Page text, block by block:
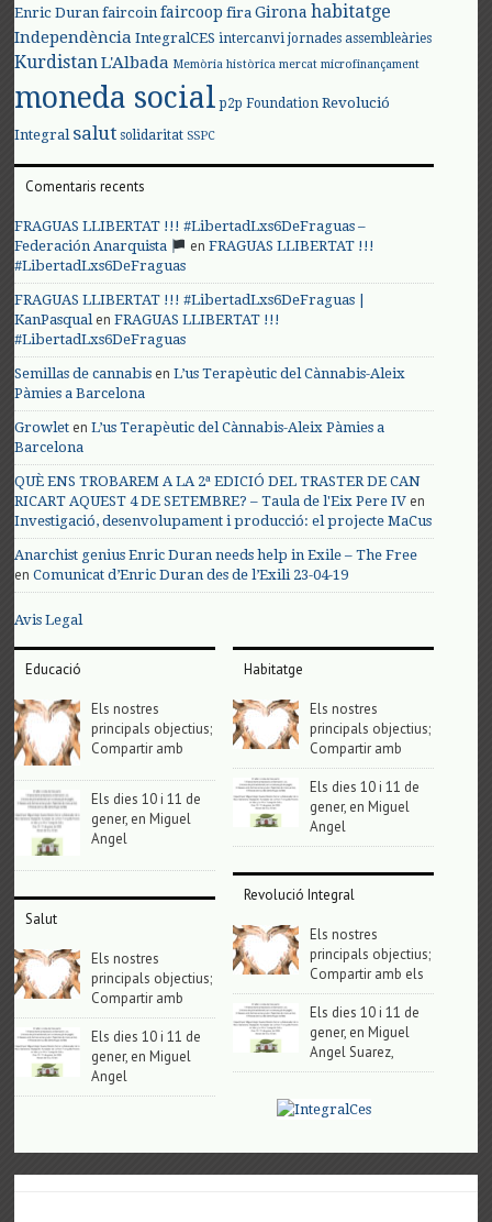
Enric Duran faircoin faircoop fira Girona habitatge
Independència IntegralCES intercanvi jornades assembleàries
KurdistanL'Albada Memòria històrica mercat microfinançament
moneda social p2p Foundation Revolució
Integral salut solidaritat SSPC
Comentaris recents
FRAGUAS LLIBERTAT !!! #LibertadLxs6DeFraguas –
Federación Anarquista
enFRAGUAS LLIBERTAT !!!
#LibertadLxs6DeFraguas
FRAGUAS LLIBERTAT !!! #LibertadLxs6DeFraguas |
KanPasqualenFRAGUAS LLIBERTAT !!!
#LibertadLxs6DeFraguas
Semillas de cannabis enL’us Terapèutic del Cànnabis-Aleix
Pàmies a Barcelona
Growlet enL’us Terapèutic del Cànnabis-Aleix Pàmies a
Barcelona
QUÈ ENS TROBAREM A LA 2ª EDICIÓ DEL TRASTER DE CAN
RICART AQUEST 4 DE SETEMBRE? – Taula de l'Eix Pere IV en
Investigació, desenvolupament i producció: el projecte MaCus
Anarchist genius Enric Duran needs help in Exile – The Free
enComunicat d’Enric Duran des de l’Exili 23-04-19
Avis Legal
Educació
Els nostres
principals objectius;
Compartir amb
Els dies 10 i 11 de
gener, en Miguel
Angel
Salut
Els nostres
principals objectius;
Compartir amb
Els dies 10 i 11 de
gener, en Miguel
Angel
Habitatge
Els nostres
principals objectius;
Compartir amb
Els dies 10 i 11 de
gener, en Miguel
Angel
Revolució Integral
Els nostres
principals objectius;
Compartir amb els
Els dies 10 i 11 de
gener, en Miguel
Angel Suarez,